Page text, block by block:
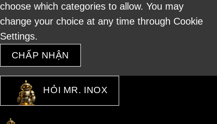
choose which categories to allow. You may
change your choice at any time through Cookie
Settings.
CHẤP NHẬN
HỎI MR. INOX